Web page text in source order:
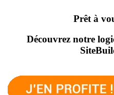
Prêt à
Découvrez notre